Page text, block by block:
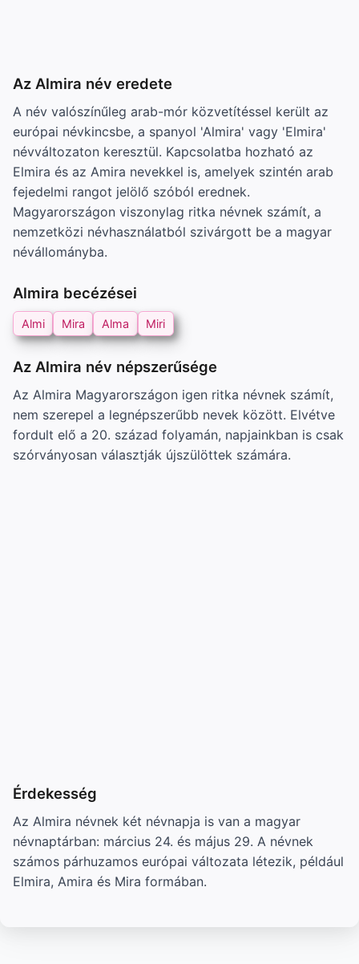
Az Almira név eredete
A név valószínűleg arab-mór közvetítéssel került az
európai névkincsbe, a spanyol 'Almira' vagy 'Elmira'
névváltozaton keresztül. Kapcsolatba hozható az
Elmira és az Amira nevekkel is, amelyek szintén arab
fejedelmi rangot jelölő szóból erednek.
Magyarországon viszonylag ritka névnek számít, a
nemzetközi névhasználatból szivárgott be a magyar
névállományba.
Almira becézései
Almi Mira Alma Miri
Az Almira név népszerűsége
Az Almira Magyarországon igen ritka névnek számít,
nem szerepel a legnépszerűbb nevek között. Elvétve
fordult elő a 20. század folyamán, napjainkban is csak
szórványosan választják újszülöttek számára.
Érdekesség
Az Almira névnek két névnapja is van a magyar
névnaptárban: március 24. és május 29. A névnek
számos párhuzamos európai változata létezik, például
Elmira, Amira és Mira formában.